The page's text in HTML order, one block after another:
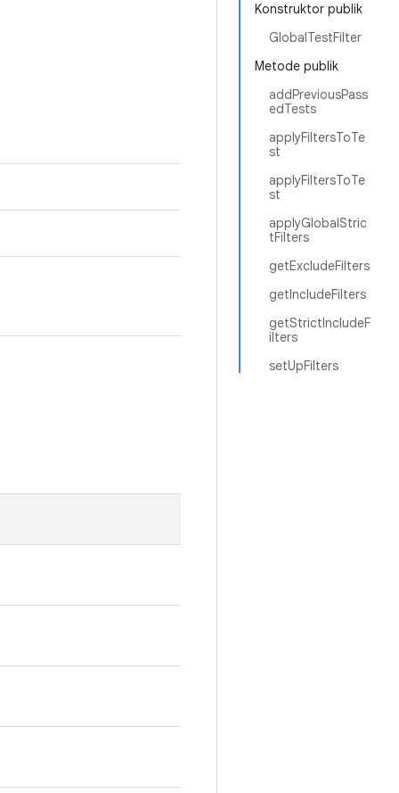
Konstruktor publik
GlobalTestFilter
Metode publik
addPreviousPass
edTests
applyFiltersToTe
st
applyFiltersToTe
st
applyGlobalStric
tFilters
getExcludeFilters
getIncludeFilters
getStrictIncludeF
ilters
setUpFilters